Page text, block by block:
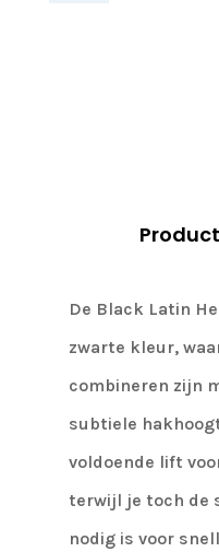
De Black Latin
zwarte kleur,
combineren zijn
subtiele
voldoende lift
terwijl je toch de
nodig is voor